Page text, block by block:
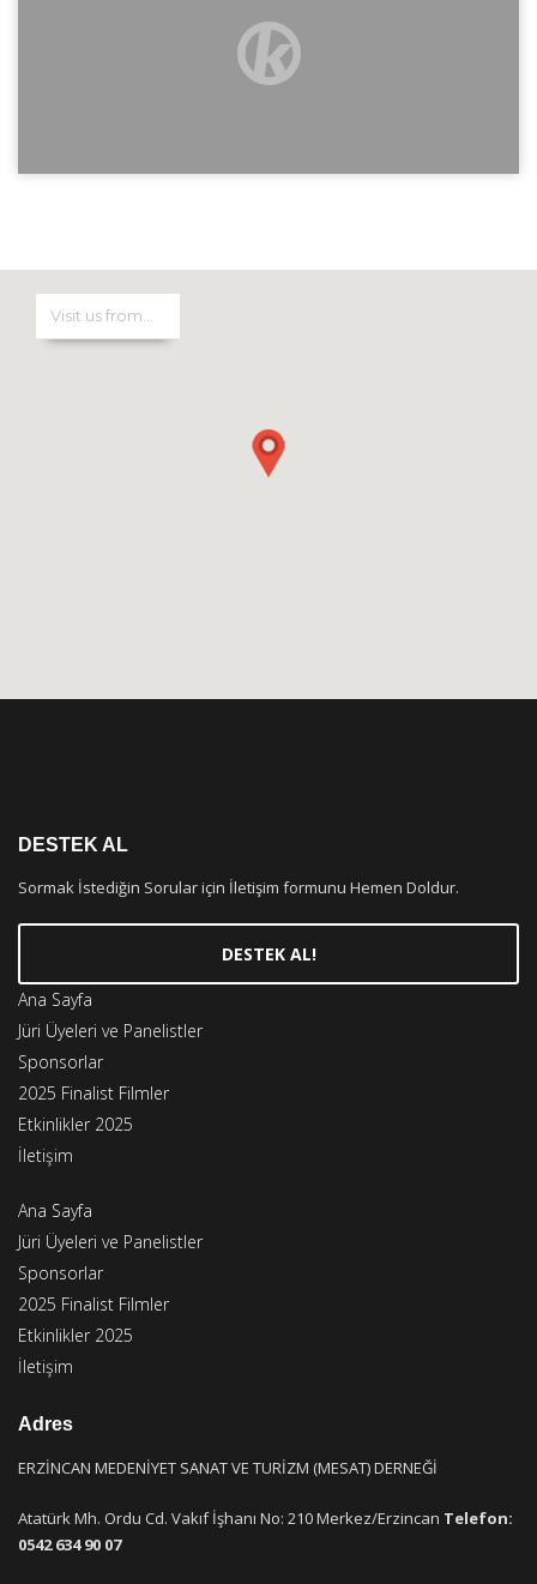
DESTEK AL
Sormak İstediğin Sorular için İletişim formunu Hemen Doldur.
DESTEK AL!
Ana Sayfa
Jüri Üyeleri ve Panelistler
Sponsorlar
2025 Finalist Filmler
Etkinlikler 2025
İletişim
Ana Sayfa
Jüri Üyeleri ve Panelistler
Sponsorlar
2025 Finalist Filmler
Etkinlikler 2025
İletişim
Adres
ERZİNCAN MEDENİYET SANAT VE TURİZM (MESAT) DERNEĞİ
Atatürk Mh. Ordu Cd. Vakıf İşhanı No: 210 Merkez/Erzincan Telefon:
0542 634 90 07